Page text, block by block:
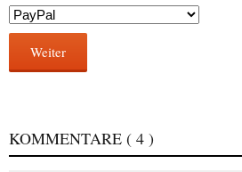
Weiter
KOMMENTARE ( 4 )